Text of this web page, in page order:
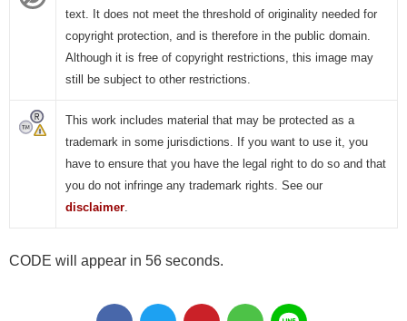
text. It does not meet the threshold of originality needed for
copyright protection, and is therefore in the public domain.
Although it is free of copyright restrictions, this image may
still be subject to other restrictions.
This work includes material that may be protected as a
trademark in some jurisdictions. If you want to use it, you
have to ensure that you have the legal right to do so and that
you do not infringe any trademark rights. See our
disclaimer
CODE will appear in 55 seconds.